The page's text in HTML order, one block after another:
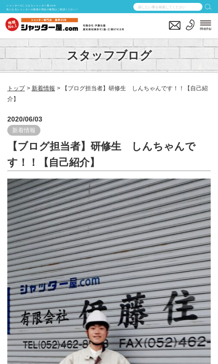
シャッターのことならシャッター屋.com
気になるシャッターの価格や商品の種類はご相談ください！
スタッフブログ
トップ 新着情報
【ブログ担当者】研修生 しんちゃんです！！【自己紹
介】
2020/06/03
新着情報
【ブログ担当者】研修生 しんちゃんで
す！！【自己紹介】